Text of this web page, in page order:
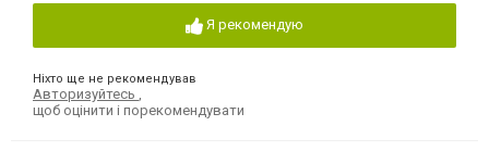
Я рекомендую
Ніхто ще не рекомендував
Авторизуйтесь
щоб оцінити і порекомендувати